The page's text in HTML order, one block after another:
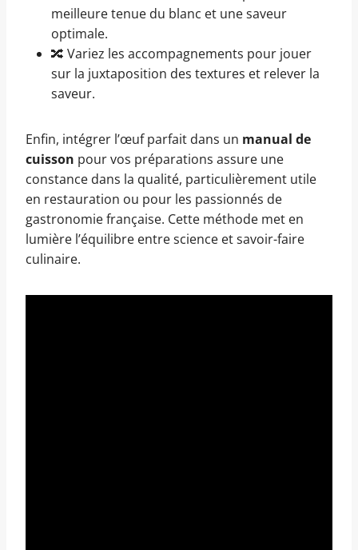
meilleure tenue du blanc et une saveur
optimale.
🔀 Variez les accompagnements pour jouer
sur la juxtaposition des textures et relever la
saveur.
Enfin, intégrer l’œuf parfait dans un manual de
cuisson pour vos préparations assure une
constance dans la qualité, particulièrement utile
en restauration ou pour les passionnés de
gastronomie française. Cette méthode met en
lumière l’équilibre entre science et savoir-faire
culinaire.